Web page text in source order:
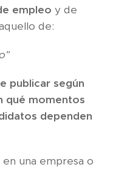
empleo y de
de:
publicar según
qué momentos
dependen
una empresa o